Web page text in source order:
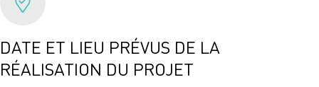
DATE ET LIEU PRÉVUS DE LA
RÉALISATION DU PROJET